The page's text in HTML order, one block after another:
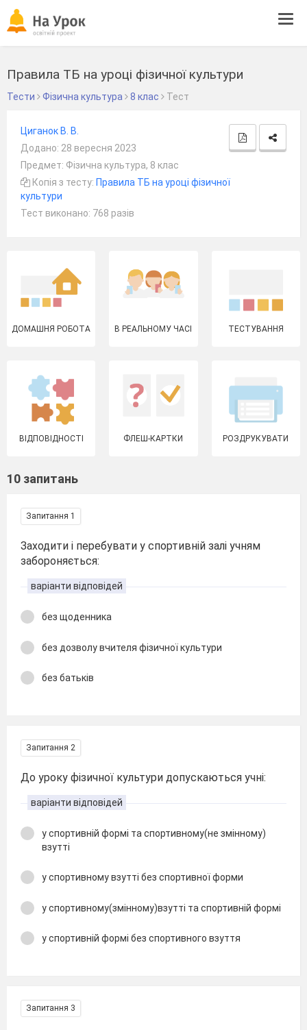
Правила ТБ на уроці фізичної культури
Тести Фізична культура 8 клас Тест
Циганок В. В.
Додано: 28 вересня 2023
Предмет: Фізична культура, 8 клас
Копія з тесту: Правила ТБ на уроці фізичної
культури
Тест виконано: 768 разів
ДОМАШНЯ РОБОТА В РЕАЛЬНОМУ ЧАСІ ТЕСТУВАННЯ
ВІДПОВІДНОСТІ ФЛЕШ-КАРТКИ РОЗДРУКУВАТИ
10 запитань
Запитання 1
Заходити і перебувати у спортивній залі учням
забороняється:
варіанти відповідей
без щоденника
без дозволу вчителя фізичної культури
без батьків
Запитання 2
До уроку фізичної культури допускаються учні:
варіанти відповідей
у спортивній формі та спортивному(не змінному)
взутті
у спортивному взутті без спортивної форми
у спортивному(змінному)взутті та спортивній формі
у спортивній формі без спортивного взуття
Запитання 3